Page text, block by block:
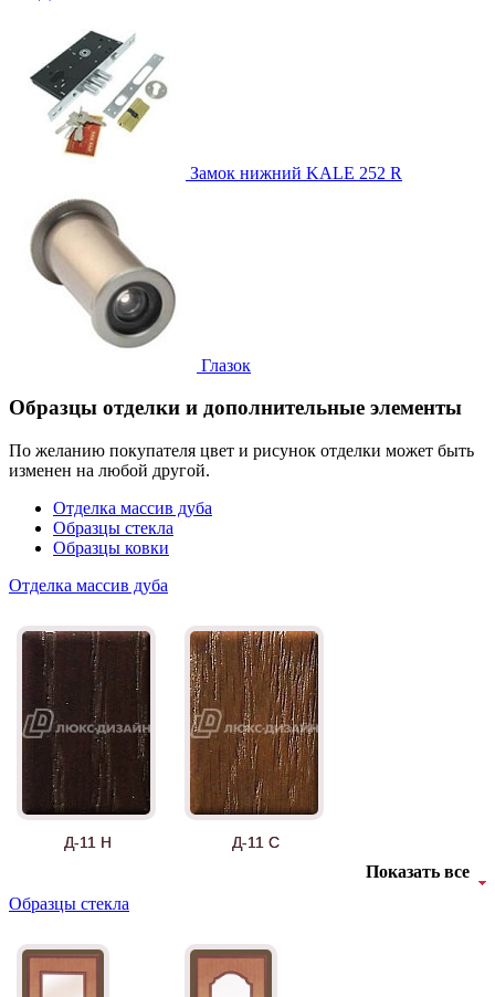
Замок нижний KALE 252 R
Глазок
Образцы отделки и дополнительные элементы
По желанию покупателя цвет и рисунок отделки может быть
изменен на любой другой.
Отделка массив дуба
Образцы стекла
Образцы ковки
Отделка массив дуба
Д-11 Н Д-11 С
Показать все
Образцы стекла